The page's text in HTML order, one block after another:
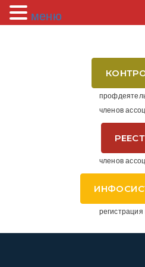
членов
членов
регистрация
меню